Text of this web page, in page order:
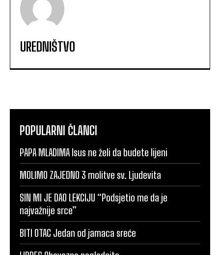
UREDNIŠTVO
POPULARNI ČLANCI
PAPA MLADIMA Isus ne želi da budete lijeni
MOLIMO ZAJEDNO 3 molitve sv. Ljudevita
SIN MI JE DAO LEKCIJU “Podsjetio me da je
najvažnije srce”
BITI OTAC Jedan od jamaca sreće